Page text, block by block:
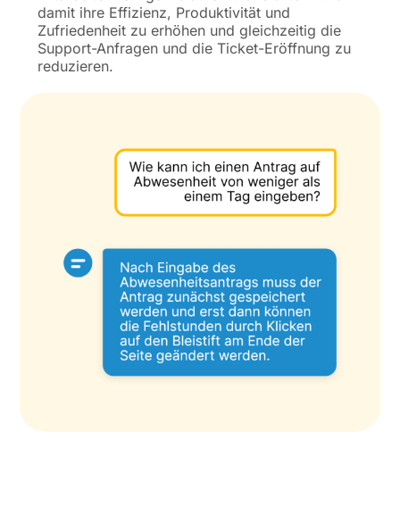
damit ihre Effizienz, Produktivität und
Zufriedenheit zu erhöhen und gleichzeitig die
Support-Anfragen und die Ticket-Eröffnung zu
reduzieren.